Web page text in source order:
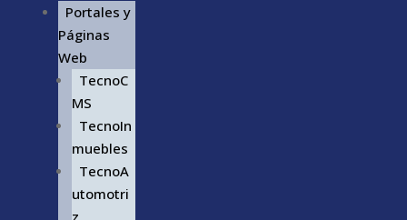
Portales y
Páginas
Web
TecnoC
MS
TecnoIn
muebles
TecnoA
utomotri